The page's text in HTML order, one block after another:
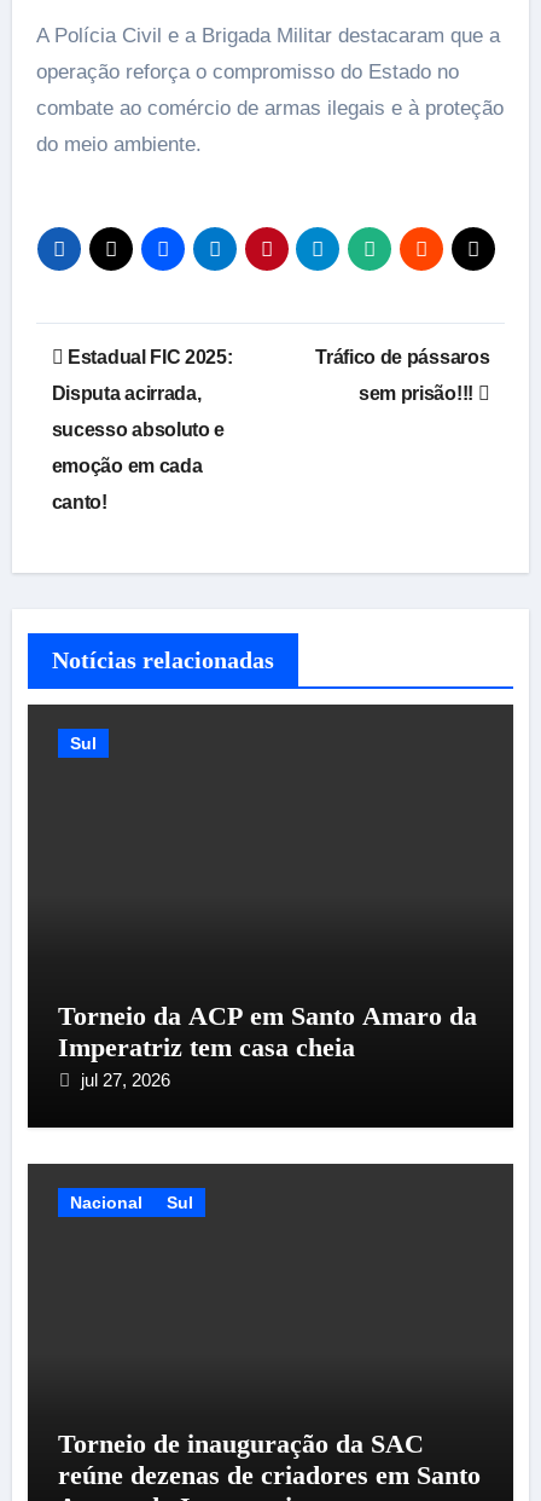
A Polícia Civil e a Brigada Militar destacaram que a
operação reforça o compromisso do Estado no
combate ao comércio de armas ilegais e à proteção
do meio ambiente.
Navegação
de
Post
Estadual FIC 2025:
Disputa acirrada,
sucesso absoluto e
emoção em cada
canto!
Tráfico de pássaros
sem prisão!!!
Notícias relacionadas
Sul
Torneio da ACP em Santo Amaro da
Imperatriz tem casa cheia
jul 27, 2026
Nacional Sul
Torneio de inauguração da SAC
reúne dezenas de criadores em Santo